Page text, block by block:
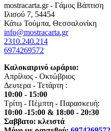
mostracarta.gr - Γάμος Βάπτιση
Ιλισού 7, 54454
Κάτω Τούμπα, Θεσσαλονίκη
info@mostracarta.gr
2310.240.214
6974269572
Καλοκαιρινό ωράριο:
Απρίλιος - Οκτώβριος
Δευτερα - Τετάρτη :
10:00 - 15:00
Τρίτη - Πέμπτη - Παρασκευή:
10:00 -15:00 & 18:00 - 20:30
Σαββατο: κλειστά